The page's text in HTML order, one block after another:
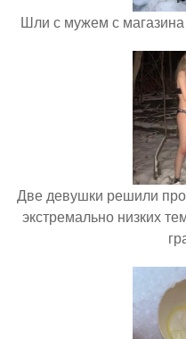
Шли с мужем с магазина
Две девушки решили
экстремально низких